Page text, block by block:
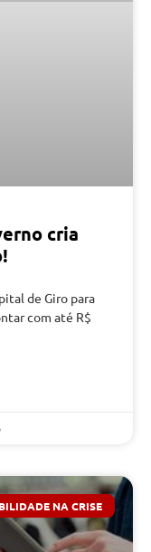
cria
de Giro para
com até R$
NA CRISE